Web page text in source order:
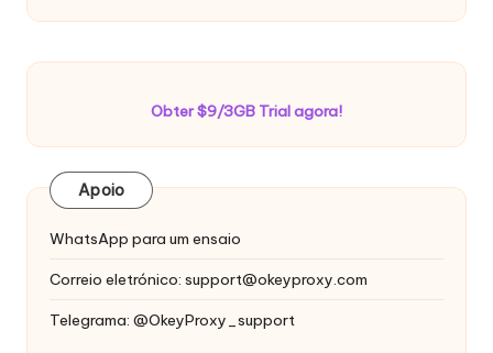
Obter $9/3GB Trial agora!
Apoio
WhatsApp para um ensaio
Correio eletrónico: support@okeyproxy.com
Telegrama: @OkeyProxy_support